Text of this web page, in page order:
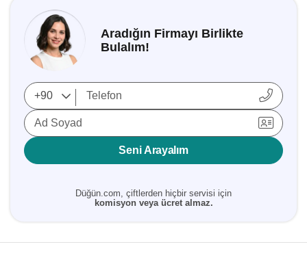
Aradığın Firmayı Birlikte
Bulalım!
Ad Soyad
Seni Arayalım
Düğün.com, çiftlerden hiçbir servisi için
komisyon veya ücret almaz.